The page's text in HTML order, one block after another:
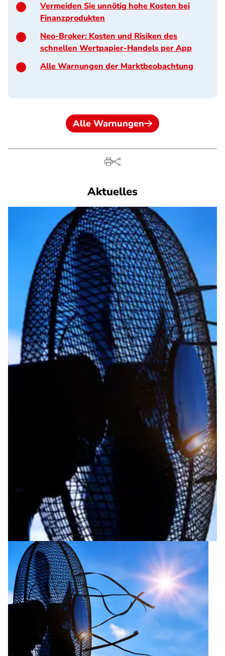
Vermeiden Sie unnötig hohe Kosten bei
Finanzprodukten
Neo-Broker: Kosten und Risiken des
schnellen Wertpapier-Handels per App
Alle Warnungen der Marktbeobachtung
Alle Warnungen
Aktuelles